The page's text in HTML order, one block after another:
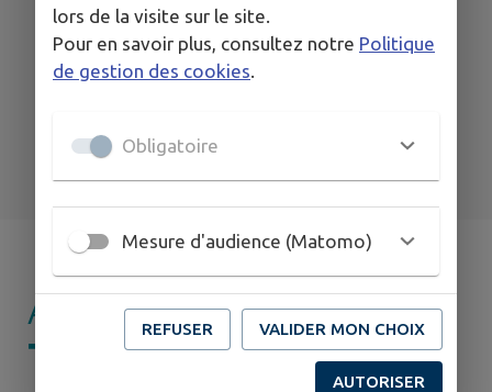
Jeunesse
AGENDA DEMON
TERRITOIRE
lors de la visite sur le site.
Pour en savoir plus, consultez notre Politique
de gestion des cookies
Obligatoire
Mesure d'audience (Matomo)
REFUSER VALIDER MON CHOIX
AUTORISER